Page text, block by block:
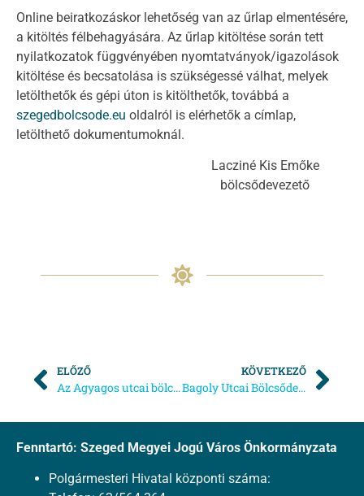
Online beiratkozáskor lehetőség van az űrlap elmentésére,
a kitöltés félbehagyására. Az űrlap kitöltése során tett
nyilatkozatok függvényében nyomtatványok/igazolások
kitöltése és becsatolása is szükségessé válhat, melyek
letölthetők és gépi úton is kitölthetők, továbbá a
szegedbolcsode.eu oldalról is elérhetők a címlap,
letölthető dokumentumoknál.
Lacziné Kis Emőke
bölcsődevezető
ELŐZŐ
Az Agyagos utcai bölcsőde zárva tart 2024-ben
KÖVETKEZŐ
Bagoly Utcai Bölcsőde beiratkozás
Fenntartó: Szeged Megyei Jogú Város Önkormányzata
Polgármesteri Hivatal központi száma: